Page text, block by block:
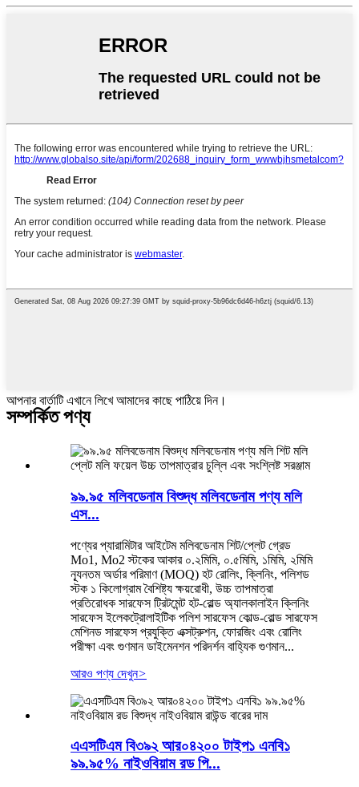
আপনার বার্তাটি এখানে লিখে আমাদের কাছে পাঠিয়ে দিন।
সম্পর্কিত পণ্য
৯৯.৯৫ মলিবডেনাম বিশুদ্ধ মলিবডেনাম পণ্য মলি
এস...
পণ্যের প্যারামিটার আইটেম মলিবডেনাম শিট/প্লেট গ্রেড
Mo1, Mo2 স্টকের আকার ০.২মিমি, ০.৫মিমি, ১মিমি, ২মিমি
ন্যূনতম অর্ডার পরিমাণ (MOQ) হট রোলিং, ক্লিনিং, পলিশড
স্টক ১ কিলোগ্রাম বৈশিষ্ট্য ক্ষয়রোধী, উচ্চ তাপমাত্রা
প্রতিরোধক সারফেস ট্রিটমেন্ট হট-রোল্ড অ্যালকালাইন ক্লিনিং
সারফেস ইলেকট্রোলাইটিক পলিশ সারফেস কোল্ড-রোল্ড সারফেস
মেশিনড সারফেস প্রযুক্তি এক্সট্রুশন, ফোরজিং এবং রোলিং
পরীক্ষা এবং গুণমান ডাইমেনশন পরিদর্শন বাহ্যিক গুণমান...
আরও পণ্য দেখুন>
এএসটিএম বি৩৯২ আর০৪২০০ টাইপ১ এনবি১
৯৯.৯৫% নাইওবিয়াম রড পি...